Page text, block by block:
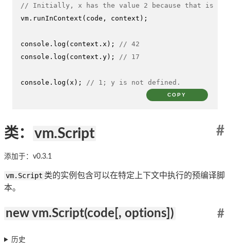
// Initially, x has the value 2 because that is
vm. runInContext (code, context);
console . log (context. x ); // 42
console . log (context. y); // 17
console . log (x); // 1; y is not defined.
COPY
类： vm.Script #
添加于：v0.3.1
vm.Script 类的实例包含可以在特定上下文中执行的预编译脚
本。
new vm.Script(code[, options]) #
历史